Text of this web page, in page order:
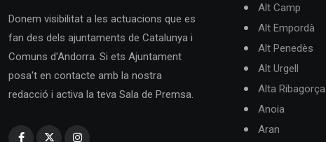
Donem visibilitat a les actuacions que es
fan des dels ajuntaments de Catalunya i
Comuns d'Andorra. Si ets Ajuntament
posa't en contacte amb la nostra
redacció i activa la teva Sala de Premsa.
Alt Camp
Alt Empordà
Alt Penedès
Alt Urgell
Alta Ribagorça
Anoia
Aran